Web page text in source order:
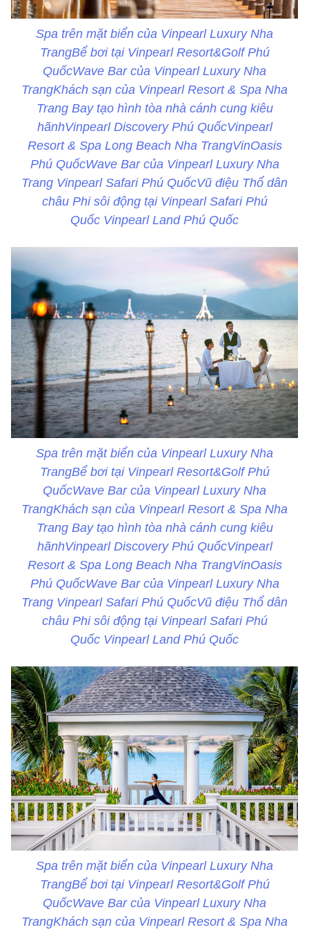
Spa trên mặt biển của Vinpearl Luxury Nha
TrangBể bơi tại Vinpearl Resort&Golf Phú
QuốcWave Bar của Vinpearl Luxury Nha
TrangKhách sạn của Vinpearl Resort & Spa Nha
Trang Bay tạo hình tòa nhà cánh cung kiêu
hãnhVinpearl Discovery Phú QuốcVinpearl
Resort & Spa Long Beach Nha TrangVinOasis
Phú QuốcWave Bar của Vinpearl Luxury Nha
Trang Vinpearl Safari Phú QuốcVũ điệu Thổ dân
châu Phi sôi động tại Vinpearl Safari Phú
Quốc Vinpearl Land Phú Quốc
Spa trên mặt biển của Vinpearl Luxury Nha
TrangBể bơi tại Vinpearl Resort&Golf Phú
QuốcWave Bar của Vinpearl Luxury Nha
TrangKhách sạn của Vinpearl Resort & Spa Nha
Trang Bay tạo hình tòa nhà cánh cung kiêu
hãnhVinpearl Discovery Phú QuốcVinpearl
Resort & Spa Long Beach Nha TrangVinOasis
Phú QuốcWave Bar của Vinpearl Luxury Nha
Trang Vinpearl Safari Phú QuốcVũ điệu Thổ dân
châu Phi sôi động tại Vinpearl Safari Phú
Quốc Vinpearl Land Phú Quốc
Spa trên mặt biển của Vinpearl Luxury Nha
TrangBể bơi tại Vinpearl Resort&Golf Phú
QuốcWave Bar của Vinpearl Luxury Nha
TrangKhách sạn của Vinpearl Resort & Spa Nha